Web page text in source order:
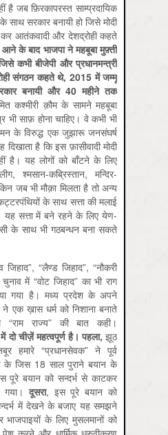
है जब फ़िरकापरस्त साम्‍प्रदायिक
के साथ सरकार बनायी हो जिसे मोदी
आतंकवादी और देशद्रोही कहते
आने के बाद भाजपा ने महबूबा मुफ़्ती
कभी बीजेपी और प्रधानमन्त्री
संगठन कहते थे, 2015में जम्मू
बनायी और40महीने तक
कश्‍मीरी क़ौम के सामने महबूबा
भी साफ़ होना चाहिए। वे कभी भी
के विरुद्ध एक जुझारू जनसंघर्ष
है कि इस फ़ासीवादी मोदी
है। यह लोगों को बाँटने के लिए
श्‍मसान-कब्रिस्‍तान, मन्दिर-
जब भी मौक़ा मिलता है तो अन्‍य
के साथ सत्ता की मलाई
सत्ता में बने रहने के लिए येण-
के साथ भी गठबन्धन बना सकते
“लैण्ड जिहाद”, “नौकरी
में “वोट जिहाद” का भी राग
गया है। मध्य प्रदेश के अपने
ने एक ख़ास धर्म को निशाना बनाते
“राम राज्य” की बात कही।
में दो चीज़ें महत्वपूर्ण है। ‌पहला,झूठ
हमारे “प्रधानसेवक” ने पूर्व
के जिस 18 साल पुराने बयान के
पूरे बयान को सन्दर्भ से काटकर
गया।दूसरा, इस पूरे बयान को
में देखने के बजाए यह समझने
के लिए मुसलमानों को